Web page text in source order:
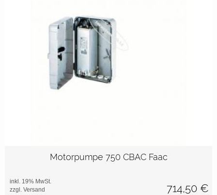
Motorpumpe 750 CBAC Faac
inkl. 19% MwSt.
zzgl. Versand
714,50 €